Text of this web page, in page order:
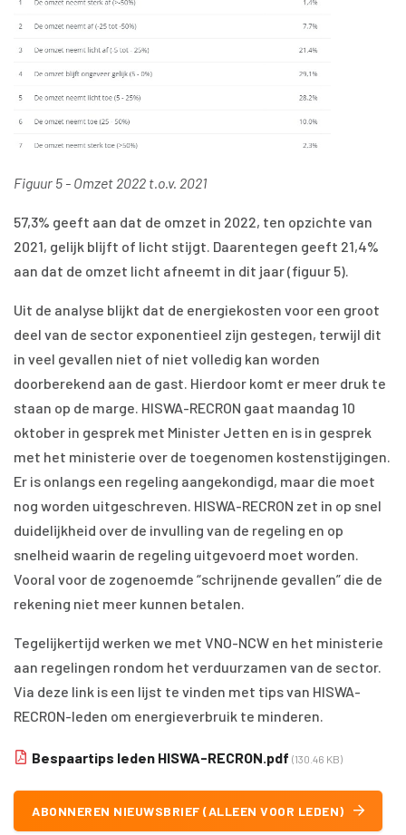
Figuur 5 - Omzet 2022 t.o.v. 2021
57,3% geeft aan dat de omzet in 2022, ten opzichte van
2021, gelijk blijft of licht stijgt. Daarentegen geeft 21,4%
aan dat de omzet licht afneemt in dit jaar (figuur 5).
Uit de analyse blijkt dat de energiekosten voor een groot
deel van de sector exponentieel zijn gestegen, terwijl dit
in veel gevallen niet of niet volledig kan worden
doorberekend aan de gast. Hierdoor komt er meer druk te
staan op de marge. HISWA-RECRON gaat maandag 10
oktober in gesprek met Minister Jetten en is in gesprek
met het ministerie over de toegenomen kostenstijgingen.
Er is onlangs een regeling aangekondigd, maar die moet
nog worden uitgeschreven. HISWA-RECRON zet in op snel
duidelijkheid over de invulling van de regeling en op
snelheid waarin de regeling uitgevoerd moet worden.
Vooral voor de zogenoemde “schrijnende gevallen” die de
rekening niet meer kunnen betalen.
Tegelijkertijd werken we met VNO-NCW en het ministerie
aan regelingen rondom het verduurzamen van de sector.
Via deze link is een lijst te vinden met tips van HISWA-
RECRON-leden om energieverbruik te minderen.
Bespaartips leden HISWA-RECRON.pdf (130.46 KB)
ABONNEREN NIEUWSBRIEF (ALLEEN VOOR LEDEN)